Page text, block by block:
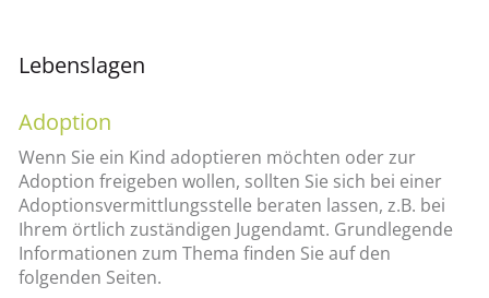
Lebenslagen
Adoption
Wenn Sie ein Kind adoptieren möchten oder zur
Adoption freigeben wollen, sollten Sie sich bei einer
Adoptionsvermittlungsstelle beraten lassen, z.B. bei
Ihrem örtlich zuständigen Jugendamt. Grundlegende
Informationen zum Thema finden Sie auf den
folgenden Seiten.